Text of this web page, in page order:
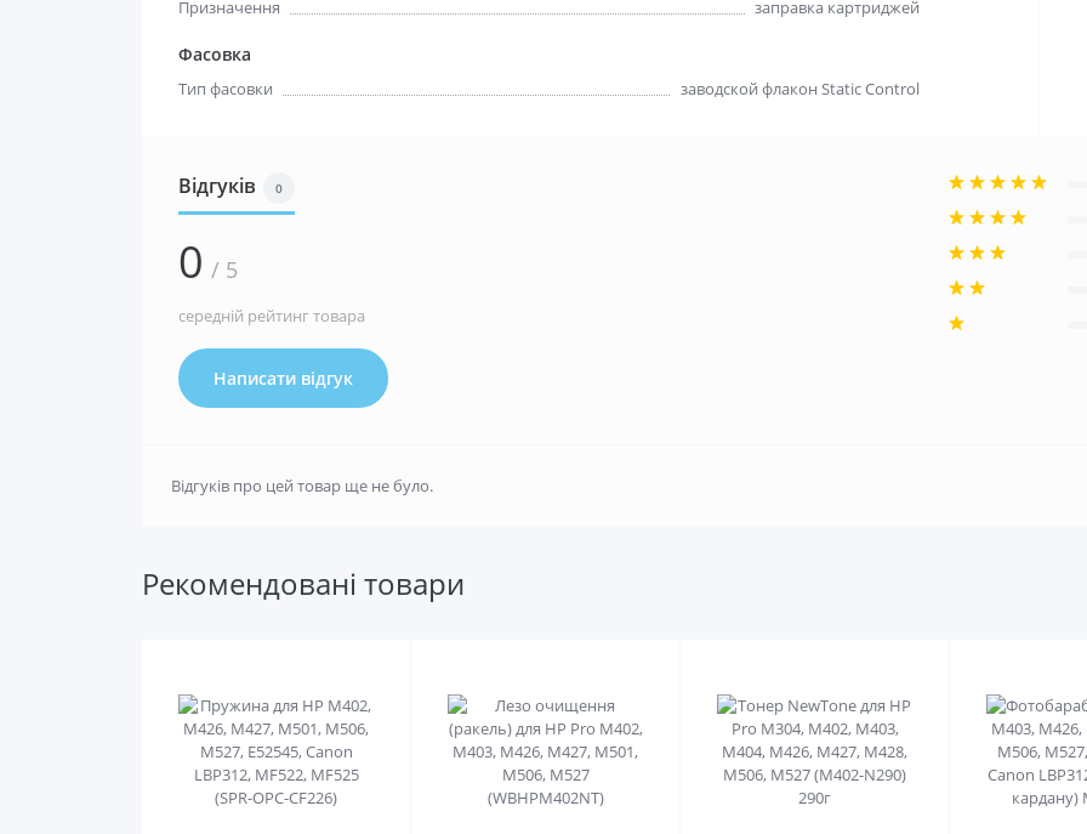
Призначення заправка картриджей
Фасовка
Тип фасовки заводской флакон Static Control
Відгуків 0
0 / 5
середній рейтинг товара
Написати відгук
Відгуків про цей товар ще не було.
Рекомендовані товари